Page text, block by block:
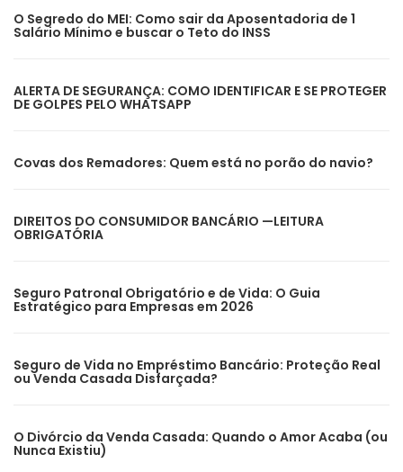
O Segredo do MEI: Como sair da Aposentadoria de 1
Salário Mínimo e buscar o Teto do INSS
ALERTA DE SEGURANÇA: COMO IDENTIFICAR E SE PROTEGER
DE GOLPES PELO WHATSAPP
Covas dos Remadores: Quem está no porão do navio?
DIREITOS DO CONSUMIDOR BANCÁRIO —LEITURA
OBRIGATÓRIA
Seguro Patronal Obrigatório e de Vida: O Guia
Estratégico para Empresas em 2026
Seguro de Vida no Empréstimo Bancário: Proteção Real
ou Venda Casada Disfarçada?
O Divórcio da Venda Casada: Quando o Amor Acaba (ou
Nunca Existiu)